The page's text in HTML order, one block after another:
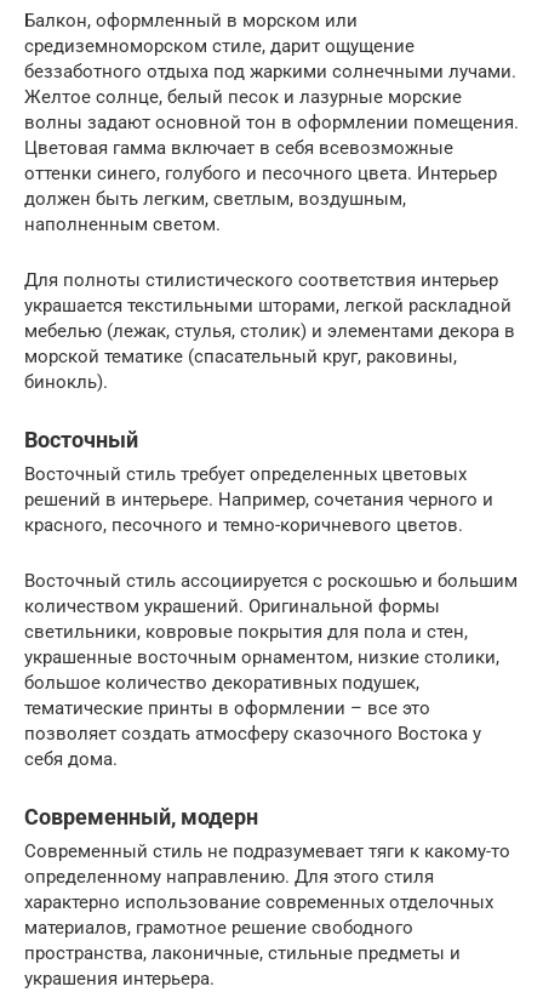
Балкон, оформленный в морском или
средиземноморском стиле, дарит ощущение
беззаботного отдыха под жаркими солнечными лучами.
Желтое солнце, белый песок и лазурные морские
волны задают основной тон в оформлении помещения.
Цветовая гамма включает в себя всевозможные
оттенки синего, голубого и песочного цвета. Интерьер
должен быть легким, светлым, воздушным,
наполненным светом.
Для полноты стилистического соответствия интерьер
украшается текстильными шторами, легкой раскладной
мебелью (лежак, стулья, столик) и элементами декора в
морской тематике (спасательный круг, раковины,
бинокль).
Восточный
Восточный стиль требует определенных цветовых
решений в интерьере. Например, сочетания черного и
красного, песочного и темно-коричневого цветов.
Восточный стиль ассоциируется с роскошью и большим
количеством украшений. Оригинальной формы
светильники, ковровые покрытия для пола и стен,
украшенные восточным орнаментом, низкие столики,
большое количество декоративных подушек,
тематические принты в оформлении – все это
позволяет создать атмосферу сказочного Востока у
себя дома.
Современный, модерн
Современный стиль не подразумевает тяги к какому-то
определенному направлению. Для этого стиля
характерно использование современных отделочных
материалов, грамотное решение свободного
пространства, лаконичные, стильные предметы и
украшения интерьера.